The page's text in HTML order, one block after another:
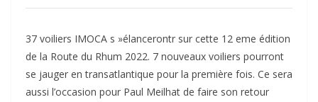
37 voiliers IMOCA s »élancerontr sur cette 12 eme édition
de la Route du Rhum 2022. 7 nouveaux voiliers pourront
se jauger en transatlantique pour la première fois. Ce sera
aussi l’occasion pour Paul Meilhat de faire son retour